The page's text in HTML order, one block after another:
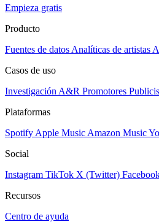
Empieza gratis
Producto
Fuentes de datos Analíticas de artistas
Casos de uso
Investigación A&R Promotores
Plataformas
Spotify Apple Music Amazon Music
Social
Instagram TikTok X (Twitter)
Recursos
Centro de ayuda